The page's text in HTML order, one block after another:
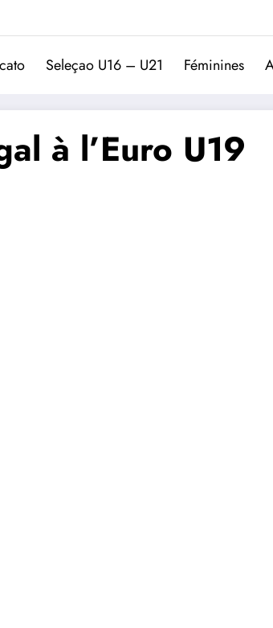
Trivela
L'actualité du football
Seleçao U16 – U21 Féminines
à l’Euro U19